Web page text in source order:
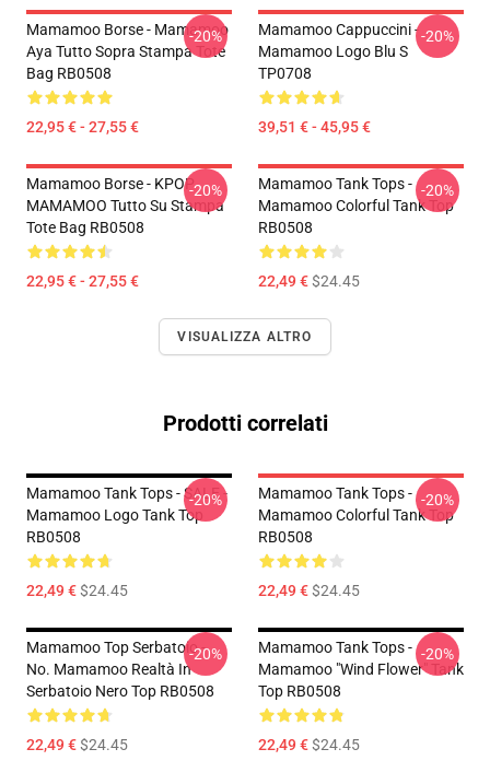
Mamamoo Borse - Mamamoo
Aya Tutto Sopra Stampa Tote
Bag RB0508
22,95 € - 27,55 €
-20%
Mamamoo Cappuccini -
Mamamoo Logo Blu S
TP0708
39,51 € - 45,95 €
-20%
Mamamoo Borse - KPOP
MAMAMOO Tutto Su Stampa
Tote Bag RB0508
22,95 € - 27,55 €
-20%
Mamamoo Tank Tops -
Mamamoo Colorful Tank Top
RB0508
22,49 €$24.45
-20%
VISUALIZZA ALTRO
Prodotti correlati
Mamamoo Tank Tops - SALE -
Mamamoo Logo Tank Top
RB0508
22,49 €$24.45
-20%
Mamamoo Tank Tops -
Mamamoo Colorful Tank Top
RB0508
22,49 €$24.45
-20%
Mamamoo Top Serbatoio -
No. Mamamoo Realtà In
Serbatoio Nero Top RB0508
22,49 €$24.45
-20%
Mamamoo Tank Tops -
Mamamoo "Wind Flower" Tank
Top RB0508
22,49 €$24.45
-20%